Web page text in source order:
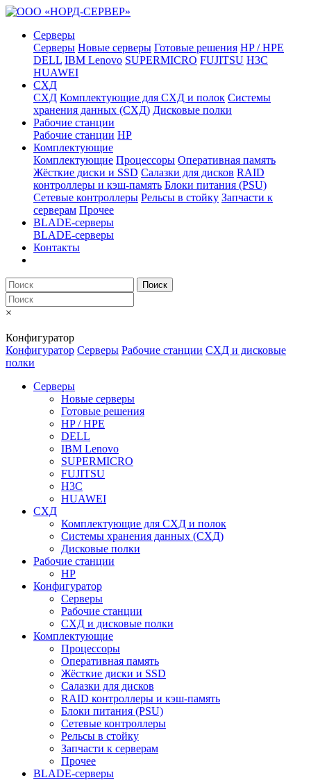
Серверы
Серверы Новые серверы Готовые решения HP / HPE
DELL IBM Lenovo SUPERMICRO FUJITSU H3C
HUAWEI
СХД
СХД Комплектующие для СХД и полок Системы
хранения данных (СХД) Дисковые полки
Рабочие станции
Рабочие станции HP
Комплектующие
Комплектующие Процессоры Оперативная память
Жёсткие диски и SSD Салазки для дисков RAID
контроллеры и кэш-память Блоки питания (PSU)
Сетевые контроллеры Рельсы в стойку Запчасти к
серверам Прочее
BLADE-серверы
BLADE-серверы
Контакты
Поиск
×
Конфигуратор
Конфигуратор Серверы Рабочие станции СХД и дисковые
полки
Серверы
Новые серверы
Готовые решения
HP / HPE
DELL
IBM Lenovo
SUPERMICRO
FUJITSU
H3C
HUAWEI
СХД
Комплектующие для СХД и полок
Системы хранения данных (СХД)
Дисковые полки
Рабочие станции
HP
Конфигуратор
Серверы
Рабочие станции
СХД и дисковые полки
Комплектующие
Процессоры
Оперативная память
Жёсткие диски и SSD
Салазки для дисков
RAID контроллеры и кэш-память
Блоки питания (PSU)
Сетевые контроллеры
Рельсы в стойку
Запчасти к серверам
Прочее
BLADE-серверы